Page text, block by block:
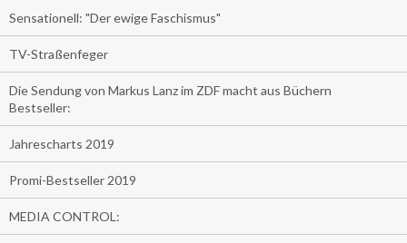
Sensationell: "Der ewige Faschismus"
TV-Straßenfeger
Die Sendung von Markus Lanz im ZDF macht aus Büchern
Bestseller:
Jahrescharts 2019
Promi-Bestseller 2019
MEDIA CONTROL: